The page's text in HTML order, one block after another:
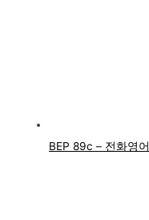
BEP 89c – 전화영